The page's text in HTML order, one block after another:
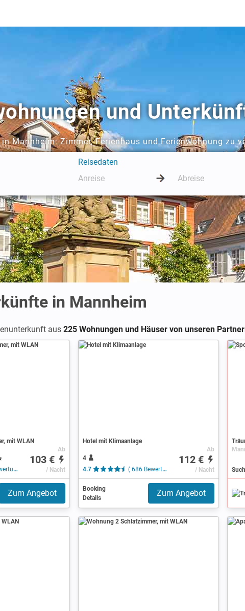
und
Mannheim: Zimmer, Ferienhaus und Ferienwohnung zu
Reisedaten
in Mannheim
aus 225 Wohnungen und Häuser von unseren
mit WLAN
)
Ab
103 €
/ Nacht
Zum Angebot
Hotel mit Klimaanlage
4
4.7
( 686 Bewertungen )
Ab
112 €
/ Nacht
Booking
Details
Zum Angebot
Spot